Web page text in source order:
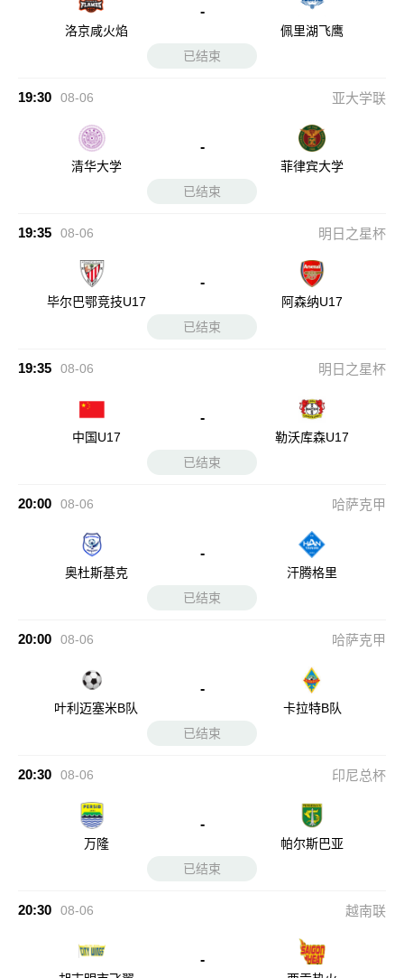
洛京咸火焰
-
佩里湖飞鹰
已结束
19:30 08-06 亚大学联
清华大学
-
菲律宾大学
已结束
19:35 08-06 明日之星杯
毕尔巴鄂竞技U17
-
阿森纳U17
已结束
19:35 08-06 明日之星杯
中国U17
-
勒沃库森U17
已结束
20:00 08-06 哈萨克甲
奥杜斯基克
-
汗腾格里
已结束
20:00 08-06 哈萨克甲
叶利迈塞米B队
-
卡拉特B队
已结束
20:30 08-06 印尼总杯
万隆
-
帕尔斯巴亚
已结束
20:30 08-06 越南联
-